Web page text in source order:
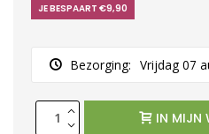
JE BESPAART €9,90
Bezorging: Vrijdag 07
IN MIJN